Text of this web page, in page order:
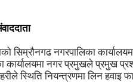
सिम्रौनगढ नगरपालिका
कार्यालयमा नगर प्रमुखले प्रमुख
स्थिति नियन्त्रणमा लिन हवाइ